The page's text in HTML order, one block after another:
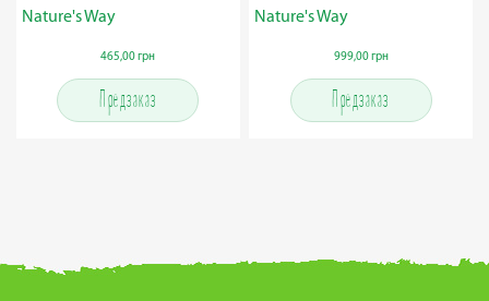
Nature's Way
465,00 грн
Предзаказ
Nature's Way
999,00 грн
Предзаказ